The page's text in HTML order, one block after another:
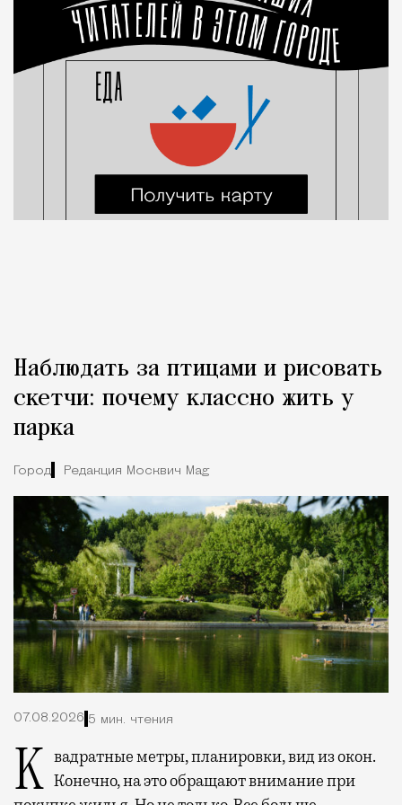
Наблюдать за птицами и рисовать
скетчи: почему классно жить у
парка
Город Редакция Москвич Mag
07.08.2026 5 мин. чтения
Квадратные метры, планировки, вид из окон. Конечно, на это обращают внимание при